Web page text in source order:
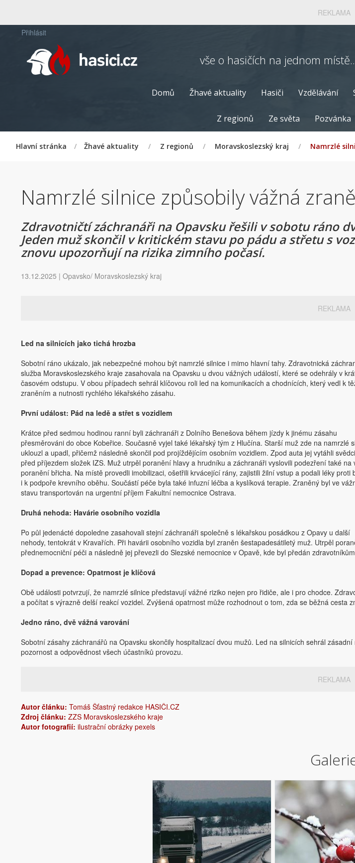
REKLAMA
Přihlásit
vše o hasičích na jednom
Domů Žhavé aktuality Hasiči Vzdělávání
Z regionů Ze světa Pozvánka
Hlavní stránka / Žhavé aktuality / Z regionů / Moravskoslezský kraj / Namrzlé
Namrzlé silnice způsobily vážná
Zdravotničtí záchranáři na Opavsku řešili v sobotu ráno
Jeden muž skončil v kritickém stavu po pádu a střetu s
znovu upozorňují na rizika zimního počasí.
13.12.2025 | Opavsko/ Moravskoslezský kraj
REKLAMA
Led na silnicích jako tichá hrozba
Sobotní ráno ukázalo, jak nebezpečné mohou být namrzlé silnice i mimo hlavní tahy. Zdravotnická
služba Moravskoslezského kraje zasahovala na Opavsku u dvou vážných událostí, které se odehrály v
časovém odstupu. V obou případech sehrál klíčovou roli led na komunikacích a chodnících, který vedl k
zraněním a nutnosti rychlého lékařského zásahu.
První událost: Pád na ledě a střet s vozidlem
Krátce před sedmou hodinou ranní byli záchranáři z Dolního Benešova během jízdy k jinému zásahu
přesměrováni do obce Kobeřice. Současně vyjel také lékařský tým z Hlučína. Starší muž zde na namrzlé
uklouzl a upadl, přičemž následně skončil pod projíždějícím osobním vozidlem. Zpod auta jej vytáhli
před příjezdem složek IZS. Muž utrpěl poranění hlavy a hrudníku a záchranáři vyslovili podezření také na
poranění břicha. Na místě provedli imobilizaci, ošetřili krvácející rány, zajistili žilní vstup a podali léky proti
i k podpoře krevního oběhu. Součástí péče byla také infuzní léčba a kyslíková terapie. Zraněný byl ve
stavu transportován na urgentní příjem Fakultní nemocnice Ostrava.
Druhá nehoda: Havárie osobního vozidla
Po půl jedenácté dopoledne zasahovali stejní záchranáři společně s lékařskou posádkou z Opavy u další
nehody, tentokrát v Kravařích. Při havárii osobního vozidla byl zraněn šestapadesátiletý muž. Utrpěl
přednemocniční péči a následně jej převezli do Slezské nemocnice v Opavě, kde byl předán
Dopad a prevence: Opatrnost je klíčová
Obě události potvrzují, že namrzlé silnice představují vážné riziko nejen pro řidiče, ale i pro chodce.
a počítat s výrazně delší reakcí vozidel. Zvýšená opatrnost může rozhodnout o tom, zda se běžná cesta
Jedno ráno, dvě vážná varování
Sobotní zásahy záchranářů na Opavsku skončily hospitalizací dvou mužů. Led na silnicích sehrál
pozornost a odpovědnost všech účastníků provozu.
REKLAMA
Autor článku: Tomáš Šťastný redakce HASIČI.CZ
Zdroj článku: ZZS Moravskoslezského kraje
Autor fotografií: ilustrační obrázky pexels